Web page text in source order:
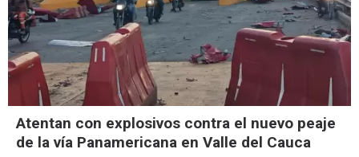
Atentan con explosivos contra el nuevo peaje
de la vía Panamericana en Valle del Cauca